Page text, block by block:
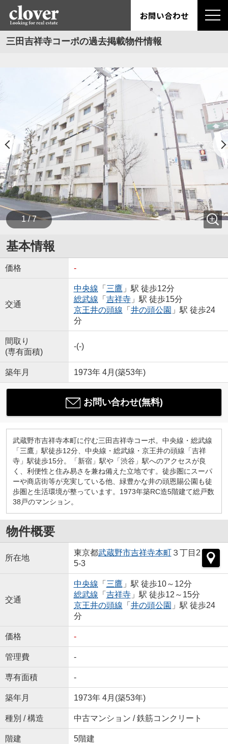
お問い合わせ
三田吉祥寺コーポの過去掲載物件情報
1 / 7
基本情報
価格 -
交通
中央線 「 三鷹 」駅 徒歩12分
総武線 「 吉祥寺」駅 徒歩15分
京王井の頭線 「 井の頭公園 」駅 徒歩24
分
間取り
(専有面積)
-(-)
築年月 1973年 4月(築53年)
お問い合わせ(無料)
武蔵野市吉祥寺本町に佇む三田吉祥寺コーポ。中央線・総武線
「三鷹」駅徒歩12分、中央線・総武線・京王井の頭線「吉祥
寺」駅徒歩15分。「新宿」駅や「渋谷」駅へのアクセスが良
く、利便性と住み易さを兼ね備えた立地です。徒歩圏にスーパ
ーや商店街等が充実している他、緑豊かな井の頭恩賜公園も徒
歩圏と生活環境が整っています。1973年築RC造5階建て総戸数
38戸のマンション。
物件概要
所在地
東京都武蔵野市吉祥寺本町３丁目2
5-3
交通
中央線 「 三鷹 」駅 徒歩10～12分
総武線 「 吉祥寺」駅 徒歩12～15分
京王井の頭線 「 井の頭公園 」駅 徒歩24
分
価格 -
管理費 -
専有面積 -
築年月 1973年 4月(築53年)
種別 / 構造 中古マンション / 鉄筋コンクリート
階建 5階建